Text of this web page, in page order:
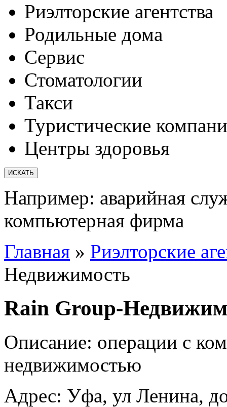
Риэлторские агентства
Родильные дома
Сервис
Стоматологии
Такси
Туристические
Центры здоровья
Например: аварийная
компьютерная фирма
Главная » Риэлторские
Недвижимость
Rain Group-
Описание: операции с
недвижимостью
Адрес: Уфа, ул Ленина,